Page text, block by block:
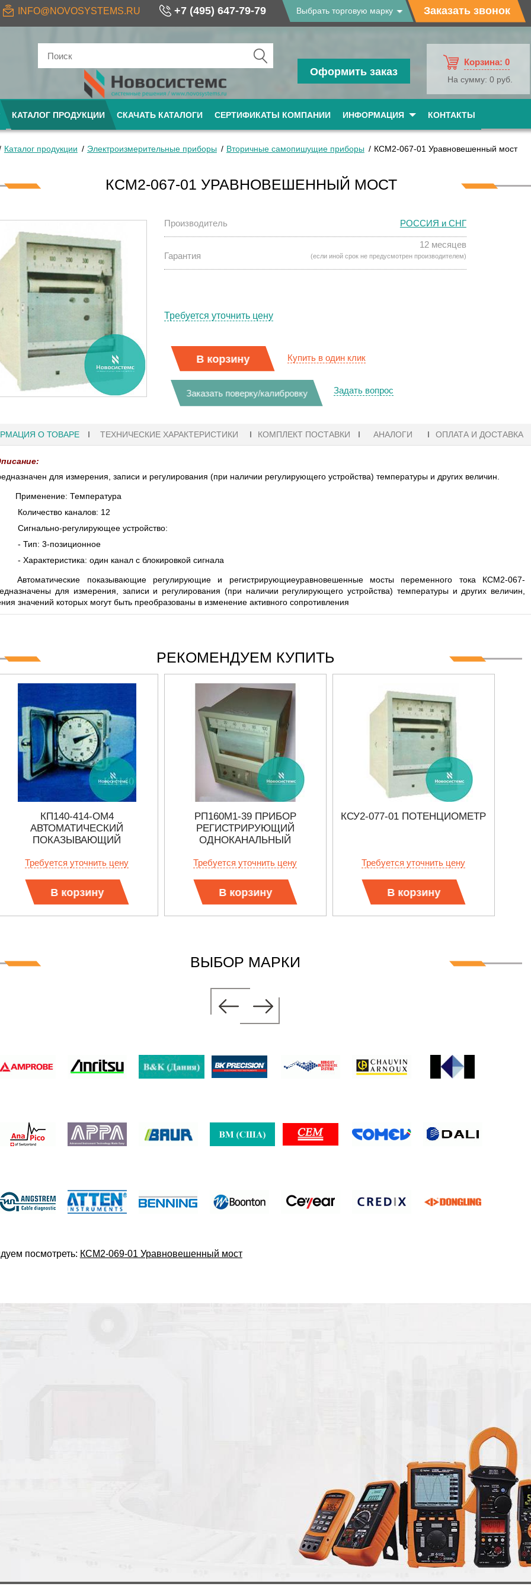
INFO@NOVOSYSTEMS.RU +7 (495) 647-79-79 Выбрать торговую марку Заказать звонок
Оформить заказ
Корзина: 0
На сумму: 0 руб.
КАТАЛОГ ПРОДУКЦИИ СКАЧАТЬ КАТАЛОГИ СЕРТИФИКАТЫ КОМПАНИИ ИНФОРМАЦИЯ КОНТАКТЫ
СЕРИИ UXR
27.01.2023 10:06
В НАЛИЧИИ! ZVH8, АНАЛИЗАТОР
КАБЕЛЕЙ И АНТЕНН, 100 КГЦ ДО 8 ГГЦ
Прочитать
Каталог продукции Электроизмерительные приборы Вторичные самопишущие приборы КСМ2-067-01 Уравновешенный мост
КСМ2-067-01 УРАВНОВЕШЕННЫЙ МОСТ
Производитель РОССИЯ и СНГ
Гарантия
12 месяцев
(если иной срок не предусмотрен производителем)
Требуется уточнить цену
В корзину Купить в один клик
Заказать поверку/калибровку Задать вопрос
О ТОВАРЕ ТЕХНИЧЕСКИЕ ХАРАКТЕРИСТИКИ КОМПЛЕКТ ПОСТАВКИ АНАЛОГИ ОПЛАТА И ДОСТАВКА
для измерения, записи и регулирования (при наличии регулирующего устройства) температуры и других величин.
Применение: Температура
Количество каналов: 12
Сигнально-регулирующее устройство:
- Тип: 3-позиционное
- Характеристика: один канал с блокировкой сигнала
показывающие регулирующие и регистрирующиеуравновешенные мосты переменного тока КСМ2-067-
для измерения, записи и регулирования (при наличии регулирующего устройства) температуры и других величин,
значений которых могут быть преобразованы в изменение активного сопротивления
РЕКОМЕНДУЕМ КУПИТЬ
КП140-414-ОМ4
АВТОМАТИЧЕСКИЙ
ПОКАЗЫВАЮЩИЙ
Требуется уточнить цену
В корзину
РП160М1-39 ПРИБОР
РЕГИСТРИРУЮЩИЙ
ОДНОКАНАЛЬНЫЙ
Требуется уточнить цену
В корзину
КСУ2-077-01 ПОТЕНЦИОМЕТР
Требуется уточнить цену
В корзину
ВЫБОР МАРКИ
посмотреть: КСМ2-069-01 Уравновешенный мост